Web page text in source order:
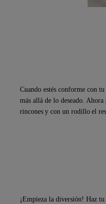
Cuando estés conforme con
más allá de lo deseado.
rincones y con un rodillo el
¡Empieza la diversión! Haz